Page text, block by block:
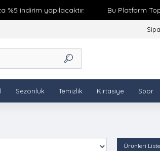
yapılacaktır. Bu Platform Toptan
Sezonluk Temizlik Kırtasiye Spor
Ürünleri